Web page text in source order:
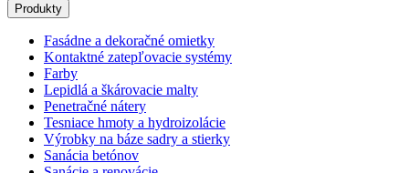
Produkty
Fasádne a dekoračné omietky
Kontaktné zatepľovacie systémy
Farby
Lepidlá a škárovacie malty
Penetračné nátery
Tesniace hmoty a hydroizolácie
Výrobky na báze sadry a stierky
Sanácia betónov